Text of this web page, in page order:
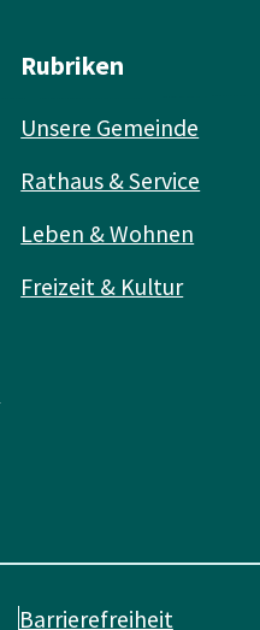
Rubriken
Unsere Gemeinde
Rathaus & Service
Leben & Wohnen
Freizeit & Kultur
Barrierefreiheit